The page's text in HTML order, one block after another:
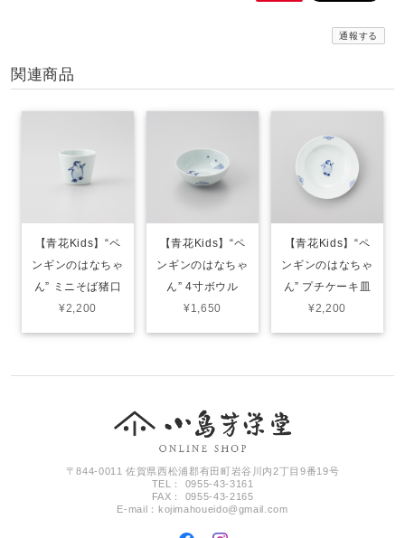
通報する
関連商品
【青花Kids】“ペ
ンギンのはなちゃ
ん” ミニそば猪口
¥2,200
【青花Kids】“ペ
ンギンのはなちゃ
ん” 4寸ボウル
¥1,650
【青花Kids】“ペ
ンギンのはなちゃ
ん” プチケーキ皿
¥2,200
〒844-0011 佐賀県西松浦郡有田町岩谷川内2丁目9番19号
TEL： 0955-43-3161
FAX： 0955-43-2165
E-mail： kojimahoueido@gmail.com